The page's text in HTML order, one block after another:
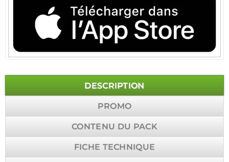
DESCRIPTION
PROMO
CONTENU DU PACK
FICHE TECHNIQUE